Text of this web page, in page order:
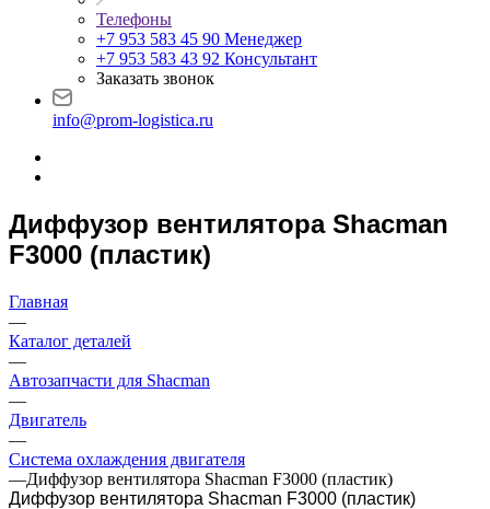
Телефоны
+7 953 583 45 90 Менеджер
+7 953 583 43 92 Консультант
Заказать звонок
info@prom-logistica.ru
Диффузор вентилятора Shacman
F3000 (пластик)
Главная
—
Каталог деталей
—
Автозапчасти для Shacman
—
Двигатель
—
Система охлаждения двигателя
—Диффузор вентилятора Shacman F3000 (пластик)
Диффузор вентилятора Shacman F3000 (пластик)